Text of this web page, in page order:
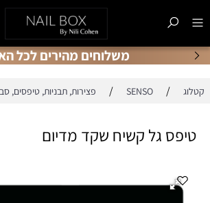
משלוחים מהירים לכל
קטלוג /
SENSO
/ פצירות, תבניות, טיפסים,
טיפס גל קשיח שקד מדיום